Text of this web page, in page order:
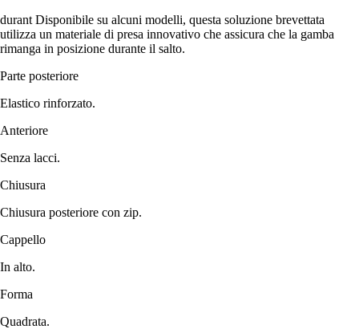
durant Disponibile su alcuni modelli, questa soluzione brevettata
utilizza un materiale di presa innovativo che assicura che la gamba
rimanga in posizione durante il salto.
Parte posteriore
Elastico rinforzato.
Anteriore
Senza lacci.
Chiusura
Chiusura posteriore con zip.
Cappello
In alto.
Forma
Quadrata.